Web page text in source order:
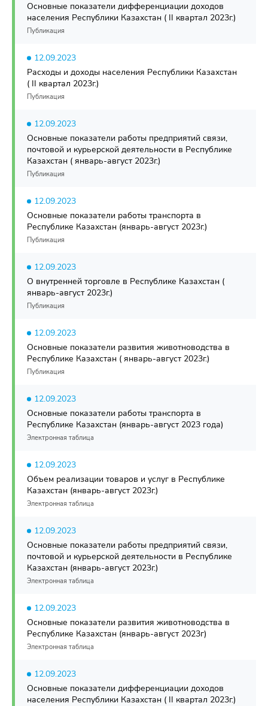
Основные показатели дифференциации доходов
населения Республики Казахстан ( II квартал 2023г.)
Публикация
12.09.2023
Расходы и доходы населения Республики Казахстан
( II квартал 2023г.)
Публикация
12.09.2023
Основные показатели работы предприятий связи,
почтовой и курьерской деятельности в Республике
Казахстан ( январь-август 2023г.)
Публикация
12.09.2023
Основные показатели работы транспорта в
Республике Казахстан (январь-август 2023г.)
Публикация
12.09.2023
О внутренней торговле в Республике Казахстан (
январь-август 2023г.)
Публикация
12.09.2023
Основные показатели развития животноводства в
Республике Казахстан ( январь-август 2023г.)
Публикация
12.09.2023
Основные показатели работы транспорта в
Республике Казахстан (январь-август 2023 года)
Электронная таблица
12.09.2023
Объем реализации товаров и услуг в Республике
Казахстан (январь-август 2023г.)
Электронная таблица
12.09.2023
Основные показатели работы предприятий связи,
почтовой и курьерской деятельности в Республике
Казахстан (январь-август 2023г.)
Электронная таблица
12.09.2023
Основные показатели развития животноводства в
Республике Казахстан (январь-август 2023г)
Электронная таблица
12.09.2023
Основные показатели дифференциации доходов
населения Республики Казахстан ( II квартал 2023г.)